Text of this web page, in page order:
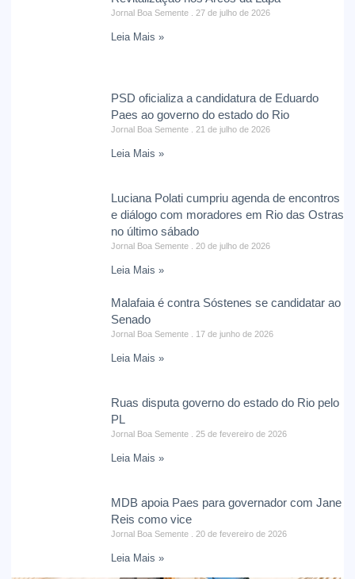
Jornal Boa Semente 27 de julho de 2026
Leia Mais »
PSD oficializa a candidatura de Eduardo
Paes ao governo do estado do Rio
Jornal Boa Semente 21 de julho de 2026
Leia Mais »
Luciana Polati cumpriu agenda de encontros
e diálogo com moradores em Rio das Ostras
no último sábado
Jornal Boa Semente 20 de julho de 2026
Leia Mais »
Malafaia é contra Sóstenes se candidatar ao
Senado
Jornal Boa Semente 17 de junho de 2026
Leia Mais »
Ruas disputa governo do estado do Rio pelo
PL
Jornal Boa Semente 25 de fevereiro de 2026
Leia Mais »
MDB apoia Paes para governador com Jane
Reis como vice
Jornal Boa Semente 20 de fevereiro de 2026
Leia Mais »